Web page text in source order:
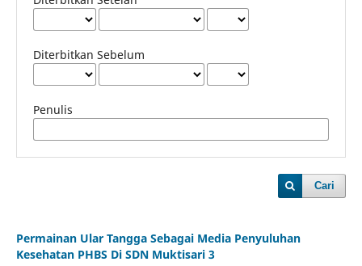
Diterbitkan Sebelum
Penulis
Cari
Permainan Ular Tangga Sebagai Media Penyuluhan
Kesehatan PHBS Di SDN Muktisari 3